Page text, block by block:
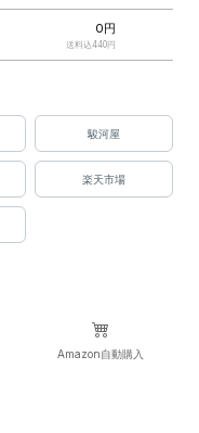
0円
送料込440円
0円
0円
送料込550円
0円
送料込550円
駿河屋
楽天市場
Amazon自動購入